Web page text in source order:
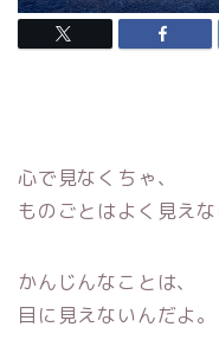
心で見なくちゃ、
ものごとはよく見えな
かんじんなことは、
目に見えないんだよ。